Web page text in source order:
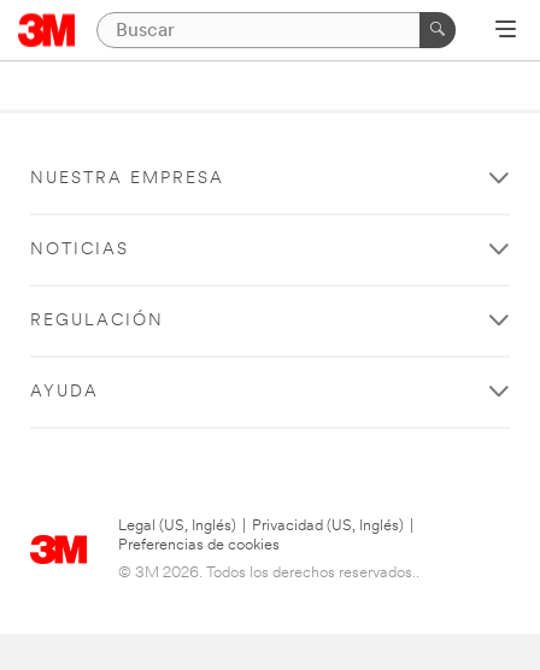
NUESTRA EMPRESA
NOTICIAS
REGULACIÓN
AYUDA
Legal (US, Inglés) Privacidad (US, Inglés)
Preferencias de cookies
© 3M 2026. Todos los derechos reservados..